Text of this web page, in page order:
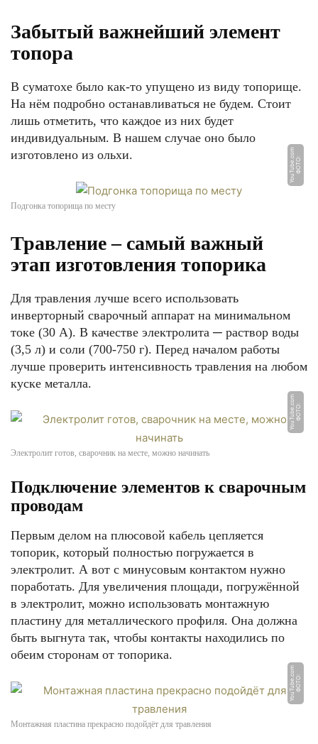
Забытый важнейший элемент
топора
В суматохе было как-то упущено из виду топорище.
На нём подробно останавливаться не будем. Стоит
лишь отметить, что каждое из них будет
индивидуальным. В нашем случае оно было
изготовлено из ольхи.
Ф
О
Т
О:
Y
o
u
T
u
b
e.
c
o
m
Подгонка топорища по месту
Травление – самый важный
этап изготовления топорика
Для травления лучше всего использовать
инверторный сварочный аппарат на минимальном
токе (30 А). В качестве электролита ─ раствор воды
(3,5 л) и соли (700-750 г). Перед началом работы
лучше проверить интенсивность травления на любом
куске металла.
Ф
О
Т
О:
Y
o
u
T
u
b
e.
c
o
m
Электролит готов, сварочник на месте, можно начинать
Подключение элементов к сварочным
проводам
Первым делом на плюсовой кабель цепляется
топорик, который полностью погружается в
электролит. А вот с минусовым контактом нужно
поработать. Для увеличения площади, погружённой
в электролит, можно использовать монтажную
пластину для металлического профиля. Она должна
быть выгнута так, чтобы контакты находились по
обеим сторонам от топорика.
Ф
О
Т
О:
Y
o
u
T
u
b
e.
c
o
m
Монтажная пластина прекрасно подойдёт для травления